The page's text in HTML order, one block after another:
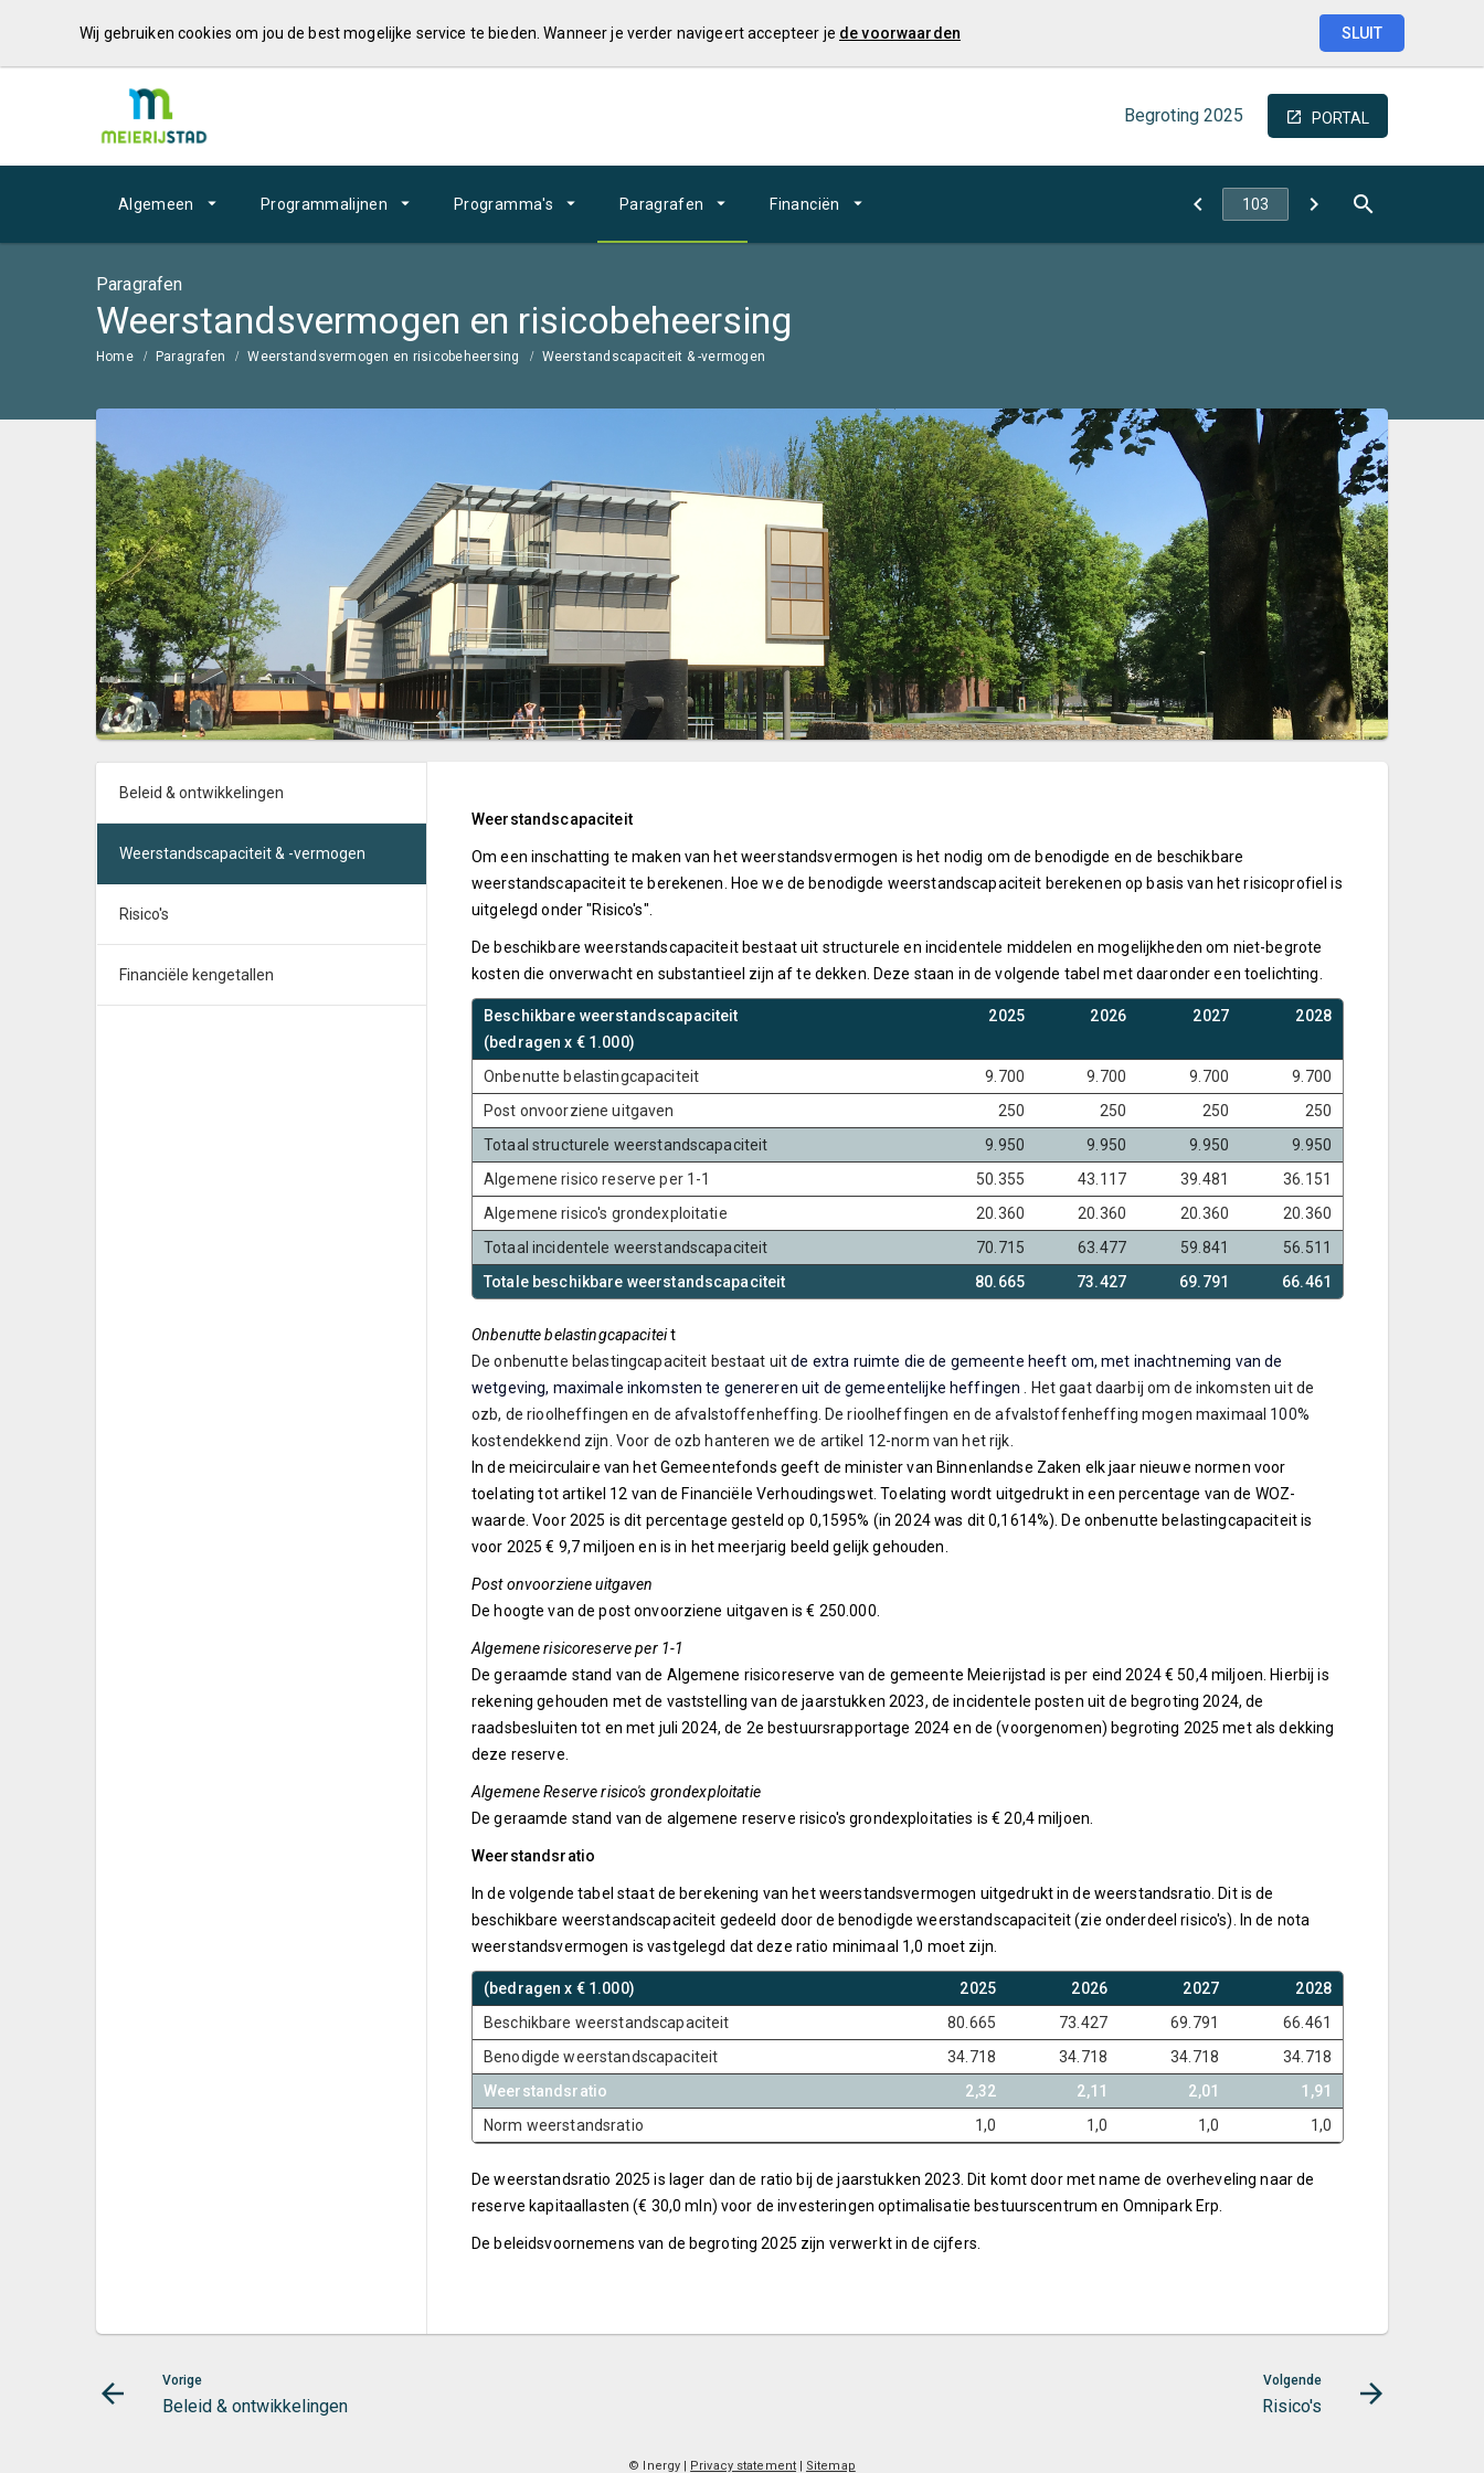
Wij gebruiken cookies om jou de best mogelijke service te bieden. Wanneer je verder navigeert accepteer je de voorwaarden SLUIT
Begroting 2025 PORTAL
Algemeen Programmalijnen Programma's Paragrafen Financiën
Paragrafen
Weerstandsvermogen en risicobeheersing
Home Paragrafen Weerstandsvermogen en risicobeheersing Weerstandscapaciteit & -vermogen
Beleid & ontwikkelingen
Weerstandscapaciteit & -vermogen
Risico's
Financiële kengetallen
Weerstandscapaciteit
Om een inschatting te maken van het weerstandsvermogen is het nodig om de benodigde en de beschikbare
weerstandscapaciteit te berekenen. Hoe we de benodigde weerstandscapaciteit berekenen op basis van het risicoprofiel is
uitgelegd onder "Risico's".
De beschikbare weerstandscapaciteit bestaat uit structurele en incidentele middelen en mogelijkheden om niet-begrote
kosten die onverwacht en substantieel zijn af te dekken. Deze staan in de volgende tabel met daaronder een toelichting.
Beschikbare weerstandscapaciteit
(bedragen x € 1.000)
2025 2026 2027 2028
Onbenutte belastingcapaciteit 9.700 9.700 9.700
9.700
Post onvoorziene uitgaven
250 250 250
250
Totaal structurele weerstandscapaciteit
9.950 9.950 9.950
9.950
Algemene risico reserve per 1-1
50.355 43.117 39.481
36.151
Algemene risico's grondexploitatie
20.360 20.360 20.360
20.360
Totaal incidentele weerstandscapaciteit
70.715 63.477 59.841
56.511
Totale beschikbare weerstandscapaciteit
80.665 73.427 69.791 66.461
Onbenutte belastingcapaciteit
De onbenutte belastingcapaciteit bestaat uitde extra ruimte die de gemeente heeft om, met inachtneming van de
wetgeving, maximale inkomsten te genereren uit de gemeentelijke heffingen
Het gaat daarbij om de inkomsten uit de
ozb, de rioolheffingen en de afvalstoffenheffing. De rioolheffingen en de afvalstoffenheffing mogen maximaal 100%
kostendekkend zijn. Voor de ozb hanteren we de artikel 12-norm van het rijk.
In de meicirculaire van het Gemeentefonds geeft de minister van Binnenlandse Zaken elk jaar nieuwe normen voor
toelating tot artikel 12 van de Financiële Verhoudingswet. Toelating wordt uitgedrukt in een percentage van de WOZ-
waarde. Voor 2025 is dit percentage gesteld op 0,1595% (in 2024 was dit 0,1614%). De onbenutte belastingcapaciteit is
voor 2025 € 9,7 miljoen en is in het meerjarig beeld gelijk gehouden.
Post onvoorziene uitgaven
De hoogte van de post onvoorziene uitgaven is € 250.000.
Algemene risicoreserve per 1-1
De geraamde stand van de Algemene risicoreserve van de gemeente Meierijstad is per eind 2024 € 50,4 miljoen. Hierbij is
rekening gehouden met de vaststelling van de jaarstukken 2023, de incidentele posten uit de begroting 2024, de
raadsbesluiten tot en met juli 2024, de 2e bestuursrapportage 2024 en de (voorgenomen) begroting 2025 met als dekking
deze reserve.
Algemene Reserve risico's grondexploitatie
De geraamde stand van de algemene reserve risico's grondexploitaties is € 20,4 miljoen.
Weerstandsratio
In de volgende tabel staat de berekening van het weerstandsvermogen uitgedrukt in de weerstandsratio. Dit is de
beschikbare weerstandscapaciteit gedeeld door de benodigde weerstandscapaciteit (zie onderdeel risico's). In de nota
weerstandsvermogen is vastgelegd dat deze ratio minimaal 1,0 moet zijn.
(bedragen x € 1.000) 2025 2026 2027
2028
Beschikbare weerstandscapaciteit
80.665 73.427 69.791
66.461
Benodigde weerstandscapaciteit
34.718 34.718 34.718
34.718
Weerstandsratio
2,32 2,11 2,01
1,91
Norm weerstandsratio
1,0 1,0 1,0 1,0
De weerstandsratio 2025 is lager dan de ratio bij de jaarstukken 2023. Dit komt door met name de overheveling naar de
reserve kapitaallasten (€ 30,0 mln) voor de investeringen optimalisatie bestuurscentrum en Omnipark Erp.
De beleidsvoornemens van de begroting 2025 zijn verwerkt in de cijfers.
Vorige
Beleid & ontwikkelingen
Volgende
Risico's
© Inergy | Privacy statement| Sitemap